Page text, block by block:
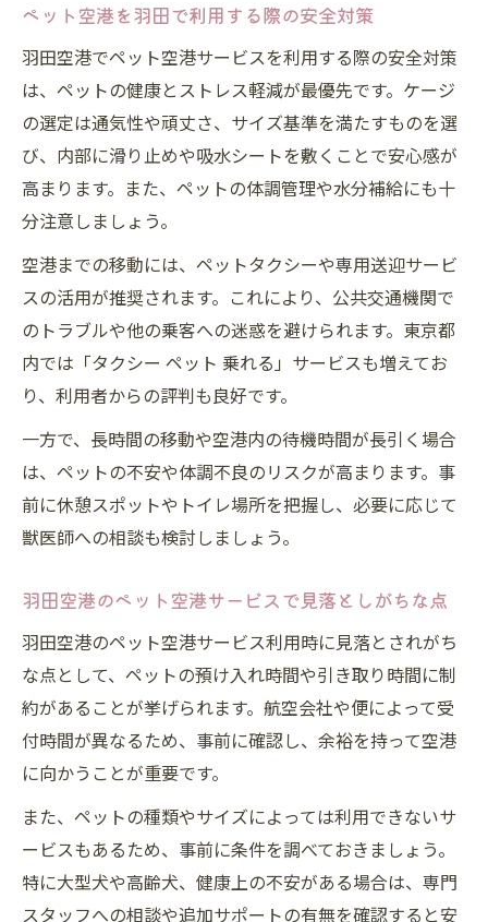
ペット空港を羽田で利用する際の安全対策
羽田空港でペット空港サービスを利用する際の安全対策
は、ペットの健康とストレス軽減が最優先です。ケージ
の選定は通気性や頑丈さ、サイズ基準を満たすものを選
び、内部に滑り止めや吸水シートを敷くことで安心感が
高まります。また、ペットの体調管理や水分補給にも十
分注意しましょう。
空港までの移動には、ペットタクシーや専用送迎サービ
スの活用が推奨されます。これにより、公共交通機関で
のトラブルや他の乗客への迷惑を避けられます。東京都
内では「タクシー ペット 乗れる」サービスも増えてお
り、利用者からの評判も良好です。
一方で、長時間の移動や空港内の待機時間が長引く場合
は、ペットの不安や体調不良のリスクが高まります。事
前に休憩スポットやトイレ場所を把握し、必要に応じて
獣医師への相談も検討しましょう。
羽田空港のペット空港サービスで見落としがちな点
羽田空港のペット空港サービス利用時に見落とされがち
な点として、ペットの預け入れ時間や引き取り時間に制
約があることが挙げられます。航空会社や便によって受
付時間が異なるため、事前に確認し、余裕を持って空港
に向かうことが重要です。
また、ペットの種類やサイズによっては利用できないサ
ービスもあるため、事前に条件を調べておきましょう。
特に大型犬や高齢犬、健康上の不安がある場合は、専門
スタッフへの相談や追加サポートの有無を確認すると安